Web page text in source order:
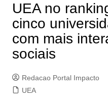
UEA no
cinco
com mais
sociais
Redacao Portal Impacto
UEA